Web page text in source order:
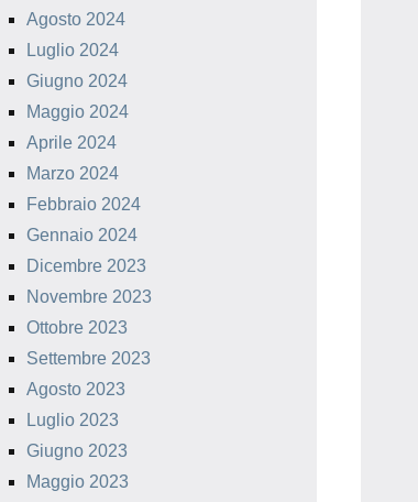
Agosto 2024
Luglio 2024
Giugno 2024
Maggio 2024
Aprile 2024
Marzo 2024
Febbraio 2024
Gennaio 2024
Dicembre 2023
Novembre 2023
Ottobre 2023
Settembre 2023
Agosto 2023
Luglio 2023
Giugno 2023
Maggio 2023